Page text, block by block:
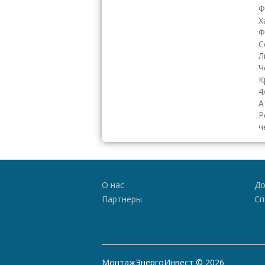
О нас
Партнеры
МонтажЭнергоИнвест © 2026